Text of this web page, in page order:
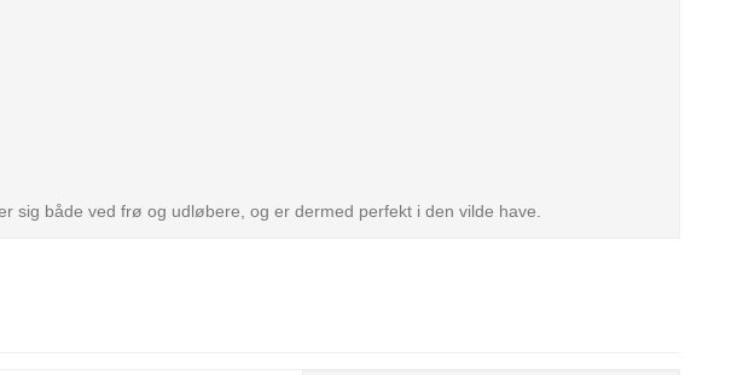
sig både ved frø og udløbere, og er dermed perfekt i den vilde have.